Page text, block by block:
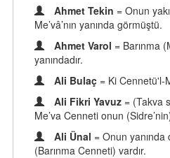
Ahmet Tekin = Onun
Me’vâ’nın yanında görmüştü.
Ahmet Varol = Barınma
yanındadır.
Ali Bulaç = Ki Cennetü'l-
Ali Fikri Yavuz = (Takva
Me’va Cenneti onun
Ali Ünal = Onun yanında
(Barınma Cenneti) vardır.